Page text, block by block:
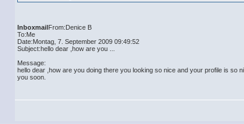
InboxmailFrom:Denice B
To:Me
Date:Montag, 7. September 2009 09:49:52
Subject:hello dear ,how are you ...
Message:
hello dear ,how are you doing there you looking so nice and your profile is so
you soon.